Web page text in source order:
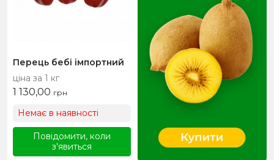
Перець бебі імпортний
ціна за 1 кг
1 130,00 грн
Немає в наявності
Повідомити, коли
з'явиться